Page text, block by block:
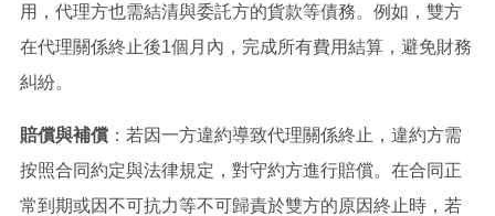
用，代理方也需結清與委託方的貨款等債務。例如，雙方
在代理關係終止後1個月內，完成所有費用結算，避免財務
糾紛。
賠償與補償：若因一方違約導致代理關係終止，違約方需
按照合同約定與法律規定，對守約方進行賠償。在合同正
常到期或因不可抗力等不可歸責於雙方的原因終止時，若